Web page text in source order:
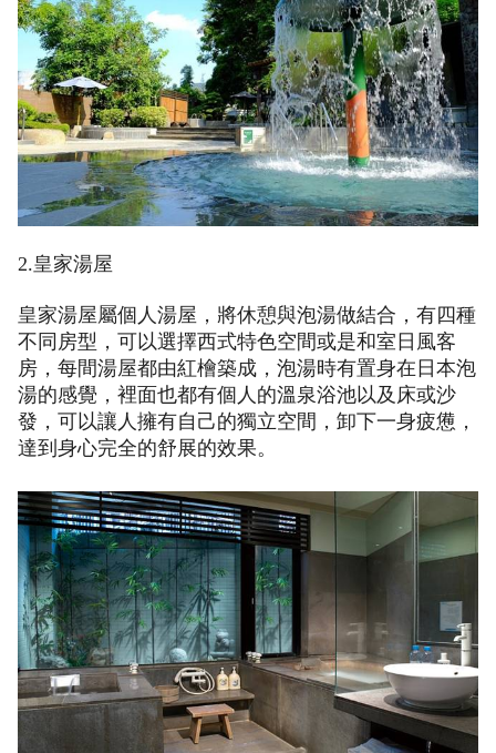
2.皇家湯屋
皇家湯屋屬個人湯屋，將休憩與泡湯做結合，有四種
不同房型，可以選擇西式特色空間或是和室日風客
房，每間湯屋都由紅檜築成，泡湯時有置身在日本泡
湯的感覺，裡面也都有個人的溫泉浴池以及床或沙
發，可以讓人擁有自己的獨立空間，卸下一身疲憊，
達到身心完全的舒展的效果。